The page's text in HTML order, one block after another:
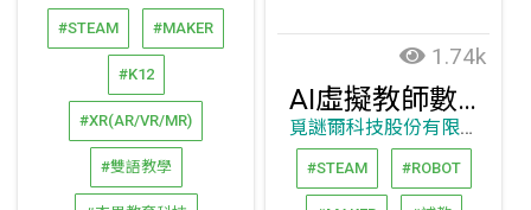
#STEAM #MAKER
#K12
#XR(AR/VR/MR)
#雙語教學
1.74k
AI虛擬教師數位平台
覓謎爾科技股份有限公司
#STEAM #ROBOT